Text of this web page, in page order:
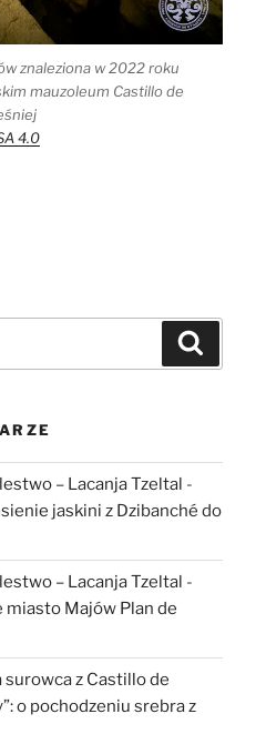
znaleziona w 2022 roku
mauzoleum Castillo de
4.0
– Lacanja Tzeltal -
jaskini z Dzibanché do
– Lacanja Tzeltal -
miasto Majów Plan de
z Castillo de
o pochodzeniu srebra z